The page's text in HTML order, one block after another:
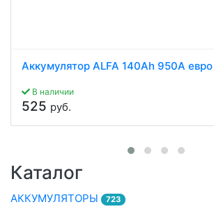
Аккумулятор ALFA 140Ah 950A евро
В наличии
525 руб.
Каталог
АККУМУЛЯТОРЫ 723